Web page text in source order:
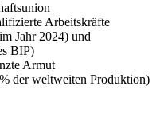
Arbeitskräfte
Jahr 2024) und
BIP)
Armut
der weltweiten Produktion)